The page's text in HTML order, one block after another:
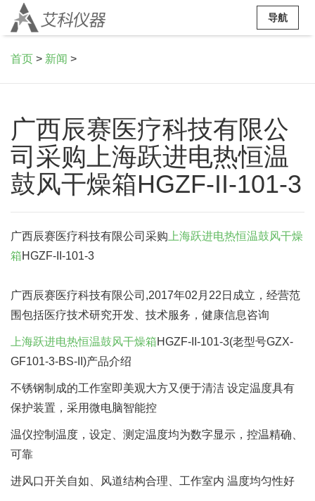
导航
首页 > 新闻 >
广西辰赛医疗科技有限公
司采购上海跃进电热恒温
鼓风干燥箱HGZF-II-101-3
广西辰赛医疗科技有限公司采购 上海跃进电热恒温鼓风干燥
箱HGZF-II-101-3
广西辰赛医疗科技有限公司,2017年02月22日成立，经营范
围包括医疗技术研究开发、技术服务，健康信息咨询
上海跃进电热恒温鼓风干燥箱HGZF-II-101-3(老型号GZX-
GF101-3-BS-II)产品介绍
不锈钢制成的工作室即美观大方又便于清洁 设定温度具有
保护装置，采用微电脑智能控
温仪控制温度，设定、测定温度均为数字显示，控温精确、
可靠
进风口开关自如、风道结构合理、工作室内 温度均匀性好